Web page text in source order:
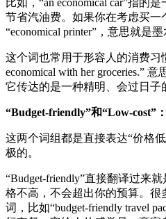
节省汽油费。如果你在考虑买一
“economical printer”，意思就是
这个词也常用于形容人的消费习
economical with her groceries.”
它传达的是一种精明、会过日子
“Budget-friendly”和“Low-cost”
这两个词组都是直接表达“价格
极的。
“Budget-friendly”直接翻译过来
格不高，不会超出你的预算。
词，比如“budget-friendly travel